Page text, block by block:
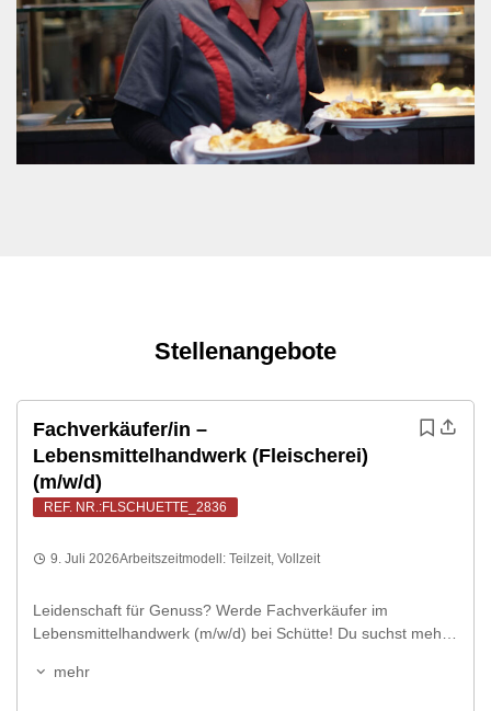
Stellenangebote
Fachverkäufer/in –
Lebensmittelhandwerk (Fleischerei)
(m/w/d)
REF. NR.:FLSCHUETTE_2836
Leidenschaft für Genuss? Werde Fachverkäufer im
Lebensmittelhandwerk (m/w/d) bei Schütte! Du suchst mehr
Fleischfachverkäufer/in? Du suchst ein Team das
mehr
9. Juli 2026Arbeitszeitmodell: Teilzeit, Vollzeit